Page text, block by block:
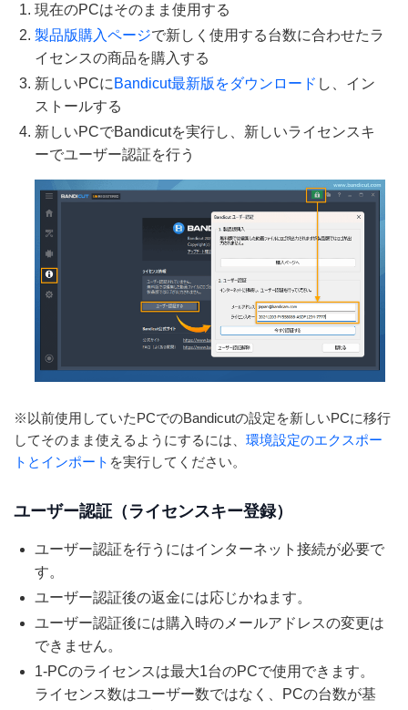
現在のPCはそのまま使用する
製品版購入ページで新しく使用する台数に合わせたラ
イセンスの商品を購入する
新しいPCに Bandicut最新版をダウンロード し、イン
ストールする
新しいPCでBandicutを実行し、新しいライセンスキ
ーでユーザー認証を行う
※以前使用していたPCでのBandicutの設定を新しいPCに移行
してそのまま使えるようにするには、 環境設定のエクスポー
トとインポート を実行してください。
ユーザー認証（ライセンスキー登録）
ユーザー認証を行うにはインターネット接続が必要で
す。
ユーザー認証後の返金には応じかねます。
ユーザー認証後には購入時のメールアドレスの変更は
できません。
1-PCのライセンスは最大1台のPCで使用できます。
ライセンス数はユーザー数ではなく、PCの台数が基